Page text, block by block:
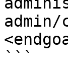
admin/
```